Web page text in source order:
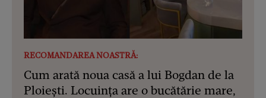
RECOMANDAREA NOASTRĂ:
Cum arată noua casă a lui Bogdan de la
Ploiești. Locuința are o bucătărie mare,